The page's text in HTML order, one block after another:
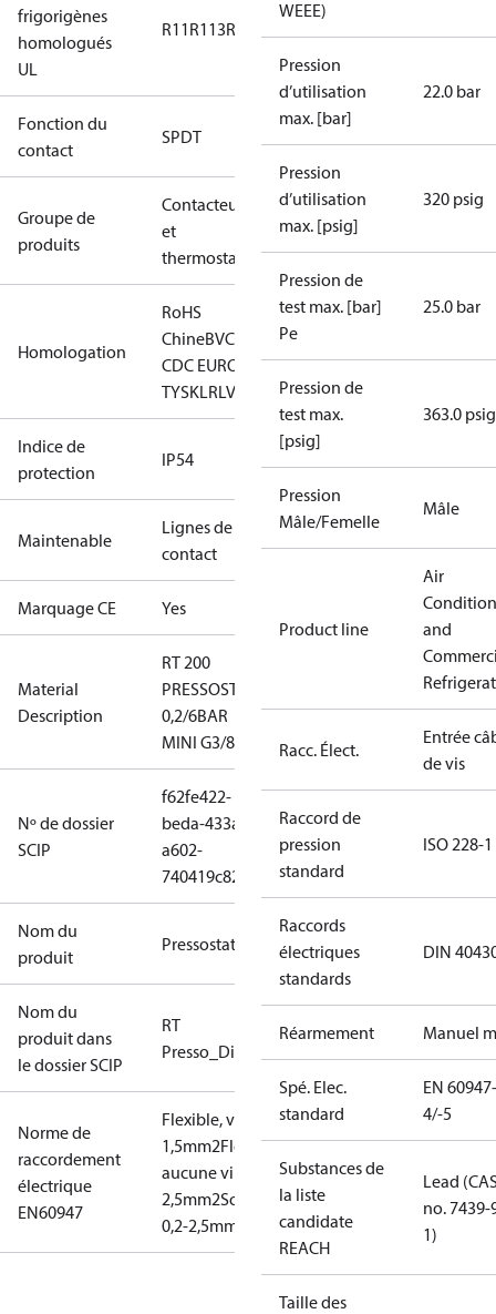
frigorigènes
homologués
UL
R11R113R12
Fonction du
contact
SPDT
Groupe de
produits
Contacteurs
et
thermostats
Homologation
RoHS
ChineBVCCC DNV
CDC EURO-
TYSKLRLVD RINARMRSRoHS
Indice de
protection
IP54
Maintenable
Lignes de
contact
Marquage CE Yes
Material
Description
RT 200
PRESSOSTAT
0,2/6BAR
MINI G3/8
Nº de dossier
SCIP
f62fe422-
beda-433a-
a602-
740419c82c06
Nom du
produit
Pressostat
Nom du
produit dans
le dossier SCIP
RT
Presso_Diff.Presso
Norme de
raccordement
électrique
EN60947
Flexible, viroles: 0,2-
1,5mm2Flexible,
aucune virole: 0,2-
2,5mm2Solide/toronné:
0,2-2,5mm2
WEEE)
Pression
d’utilisation
max. [bar]
22.0 bar
Pression
d’utilisation
max. [psig]
320 psig
Pression de
test max. [bar]
Pe
25.0 bar
Pression de
test max.
[psig]
363.0 psig
Pression
Mâle/Femelle
Mâle
Product line
Air
and
Racc. Élect.
Entrée
de vis
Raccord de
pression
standard
ISO 228-1
Raccords
électriques
standards
DIN
Réarmement Manuel
Spé. Elec.
standard
EN 60947-
4/-5
Substances de
la liste
candidate
REACH
Lead
no. 7439-
1)
Taille des